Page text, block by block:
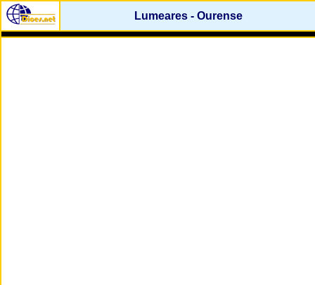
Lumeares - Ourense